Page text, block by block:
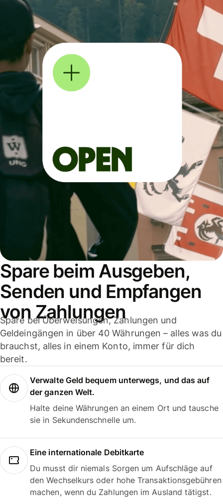
Spare beim Ausgeben,
Senden und Empfangen
von Zahlungen
Spare bei Überweisungen, Zahlungen und
Geldeingängen in über 40 Währungen – alles was du
brauchst, alles in einem Konto, immer für dich
bereit.
Verwalte Geld bequem unterwegs, und das auf
der ganzen Welt.
Halte deine Währungen an einem Ort und tausche
sie in Sekundenschnelle um.
Eine internationale Debitkarte
Du musst dir niemals Sorgen um Aufschläge auf
den Wechselkurs oder hohe Transaktionsgebühren
machen, wenn du Zahlungen im Ausland tätigst.